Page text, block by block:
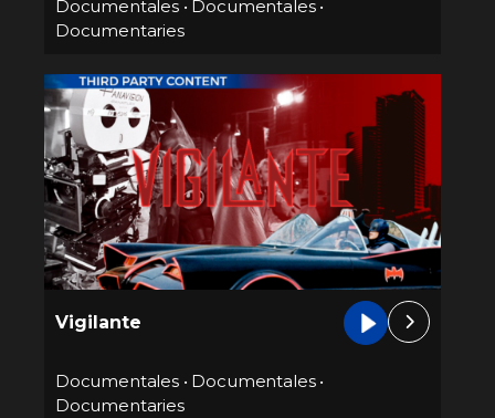
Documentales• Documentales•
Documentaries
Vigilante
Documentales• Documentales•
Documentaries